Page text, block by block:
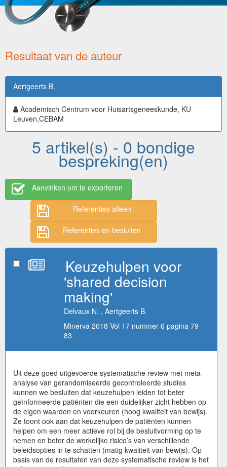
Resultaat van de auteur
Aertgeerts B.
Academisch Centrum voor Huisartsgeneeskunde, KU
Leuven,CEBAM
5 artikel(s) - 0 bondige
bespreking(en)
Aanvinken om te exporteren
Referenties alleen
Referenties en besluiten
Keuzehulpen voor
'shared decision
making'
Delvaux N. , Aertgeerts B.
Minerva 2018 Vol 17 nummer 6 pagina 79 -
83
Uit deze goed uitgevoerde systematische review met meta-
analyse van gerandomiseerde gecontroleerde studies
kunnen we besluiten dat keuzehulpen leiden tot beter
geïnformeerde patiënten die een duidelijker zicht hebben op
de eigen waarden en voorkeuren (hoog kwaliteit van bewijs).
Ze toont ook aan dat keuzehulpen de patiënten kunnen
helpen om een meer actieve rol bij de besluitvorming op te
nemen en beter de werkelijke risico’s van verschillende
beleidsopties in te schatten (matig kwaliteit van bewijs). Op
basis van de resultaten van deze systematische review is het